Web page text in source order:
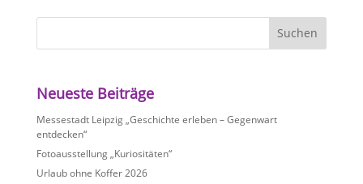
Neueste Beiträge
Messestadt Leipzig „Geschichte erleben – Gegenwart
entdecken“
Fotoausstellung „Kuriositäten“
Urlaub ohne Koffer 2026